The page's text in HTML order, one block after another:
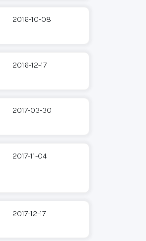
2016-10-08
2016-12-17
2017-03-30
2017-11-04
2017-12-17